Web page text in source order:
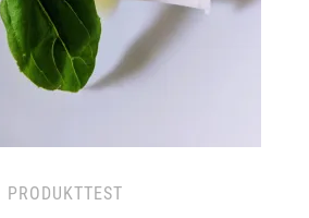
PRODUKTTEST